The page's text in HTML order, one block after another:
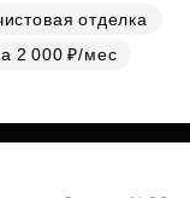
отделка
2 000 ₽/мес